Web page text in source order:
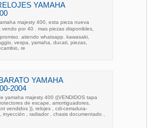
YAMAHA
majesty 400, esta pieza nueva
vendo por 40 . mas piezas disponibles,
atiendo whatsapp. kawasaki,
vespa, yamaha, ducati, piezas,
re
YAMAHA
2004
yamaha majesty 400 ((VENDIDOS tapa
de escape, amortiguadores,
vendidos )), relojes , cdi-cerradura-
inyección , radiador , chasis documentado ,